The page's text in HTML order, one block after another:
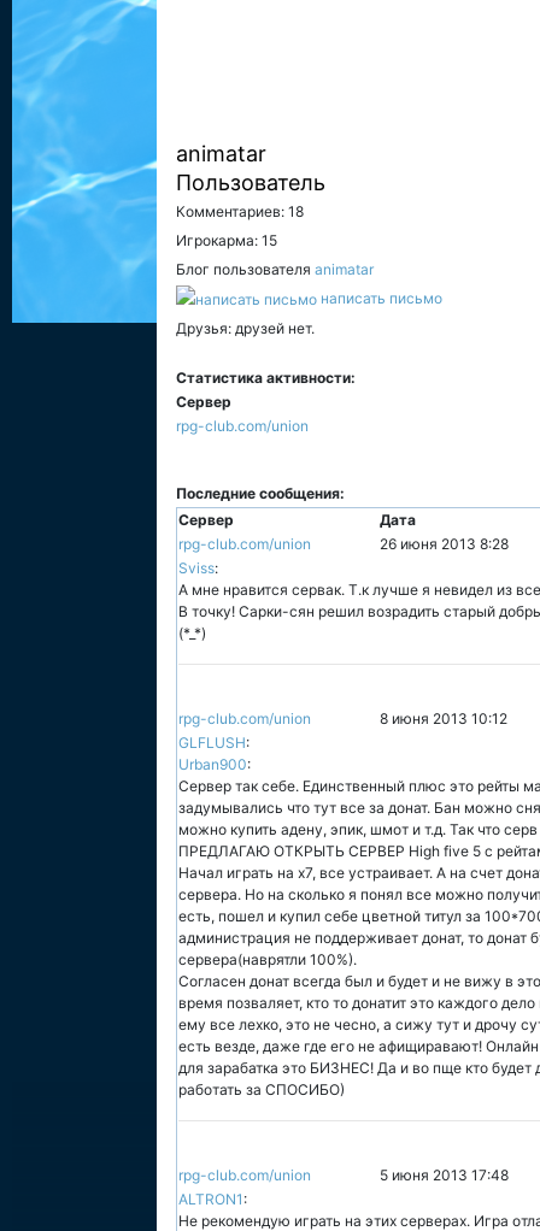
animatar
Пользователь
Комментариев: 18
Игрокарма: 15
Блог пользователя animatar
написать письмо
Друзья: друзей нет.
Статистика активности:
Сервер
rpg-club.com/union
Последние сообщения:
Сервер
Дата
rpg-club.com/union
26 июня 2013 8:28
Sviss:
А мне нравится сервак. Т.к лучше я невидел из
В точку! Сарки-сян решил возрадить старый
(*_*)
rpg-club.com/union
8 июня 2013 10:12
GLFLUSH:
Urban900:
Сервер так себе. Единственный плюс это рейты
задумывались что тут все за донат. Бан можно
можно купить адену, эпик, шмот и т.д. Так что
ПРЕДЛАГАЮ ОТКРЫТЬ СЕРВЕР High five 5 с
Начал играть на х7, все устраивает. А на счет
сервера. Но на сколько я понял все можно
есть, пошел и купил себе цветной титул за
администрация не поддерживает донат, то донат
сервера(наврятли 100%).
Согласен донат всегда был и будет и не вижу в
время позваляет, кто то донатит это каждого
ему все лехко, это не чесно, а сижу тут и дрочу
есть везде, даже где его не афищиравают!
для зарабатка это БИЗНЕС! Да и во пще кто
работать за СПОСИБО)
rpg-club.com/union
5 июня 2013 17:48
ALTRON1 :
Не рекомендую играть на этих серверах. Игра